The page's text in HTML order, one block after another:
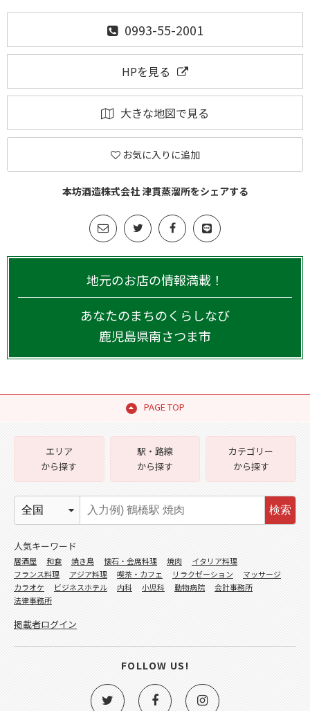
0993-55-2001
HPを見る
大きな地図で見る
お気に入りに追加
本坊酒造株式会社 津貫蒸溜所をシェアする
地元のお店の情報満載！
あなたのまちのくらしなび
鹿児島県南さつま市
PAGE TOP
エリア
から探す
駅・路線
から探す
カテゴリー
から探す
検索
人気キーワード
居酒屋 和食 焼き鳥 懐石・会席料理 焼肉
イタリア料理
フランス料理
アジア料理 喫茶・カフェ リラクゼーション
マッサージ
カラオケ
ビジネスホテル 内科 小児科 動物病院
会計事務所
法律事務所
掲載者ログイン
FOLLOW US!